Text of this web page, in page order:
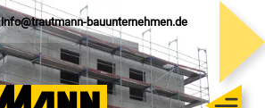
info@trautmann-bauunternehmen.de
Trautmann
Rohbau